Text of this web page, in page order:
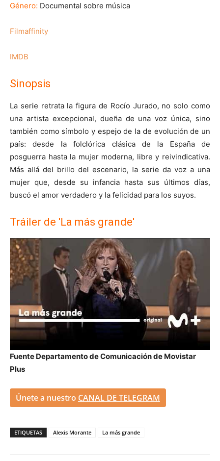
Género: Documental sobre música
Filmaffinity
IMDB
Sinopsis
La serie retrata la figura de Rocío Jurado, no solo como
una artista excepcional, dueña de una voz única, sino
también como símbolo y espejo de la de evolución de un
país: desde la folclórica clásica de la España de
posguerra hasta la mujer moderna, libre y reivindicativa.
Más allá del brillo del escenario, la serie da voz a una
mujer que, desde su infancia hasta sus últimos días,
buscó el amor verdadero y la felicidad para los suyos.
Tráiler de 'La más grande'
Fuente Departamento de Comunicación de Movistar
Plus
Únete a nuestro CANAL DE TELEGRAM
ETIQUETAS Alexis Morante La más grande